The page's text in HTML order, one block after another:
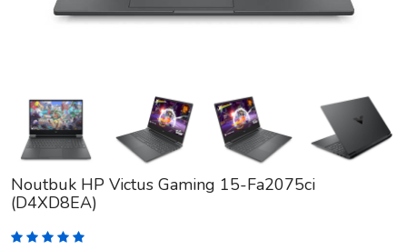
Noutbuk HP Victus Gaming 15-Fa2075ci
(D4XD8EA)